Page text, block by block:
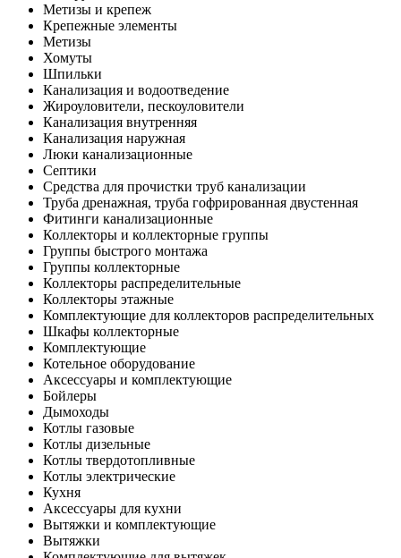
Метизы и крепеж
Крепежные элементы
Метизы
Хомуты
Шпильки
Канализация и водоотведение
Жироуловители, пескоуловители
Канализация внутренняя
Канализация наружная
Люки канализационные
Септики
Средства для прочистки труб канализации
Труба дренажная, труба гофрированная двустенная
Фитинги канализационные
Коллекторы и коллекторные группы
Группы быстрого монтажа
Группы коллекторные
Коллекторы распределительные
Коллекторы этажные
Комплектующие для коллекторов распределительных
Шкафы коллекторные
Комплектующие
Котельное оборудование
Аксессуары и комплектующие
Бойлеры
Дымоходы
Котлы газовые
Котлы дизельные
Котлы твердотопливные
Котлы электрические
Кухня
Аксессуары для кухни
Вытяжки и комплектующие
Вытяжки